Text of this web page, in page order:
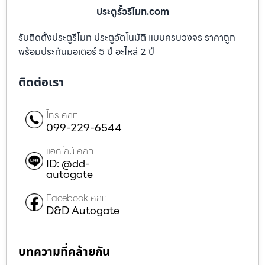
ประตูรั้วรีโมท.com
รับติดตั้งประตูรีโมท ประตูอัตโนมัติ แบบครบวงจร ราคาถูก
พร้อมประกันมอเตอร์ 5 ปี อะไหล่ 2 ปี
ติดต่อเรา
โทร คลิก
099-229-6544
แอดไลน์ คลิก
ID: @dd-
autogate
Facebook คลิก
D&D Autogate
บทความที่คล้ายกัน